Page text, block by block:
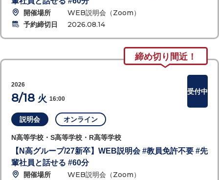
開催場所
WEB説明会（Zoom）
予約締切日
2026.08.14
締め切り間近！
説明会 オンライン
N高等学校・S高等学校・R高等学校
【N高グループ/27新卒】WEB説明会 #教員免許不要 #先
輩社員と話せる #60分
開催場所 WEB説明会（Zoom）
2026
8/18 火 16:00
受付中